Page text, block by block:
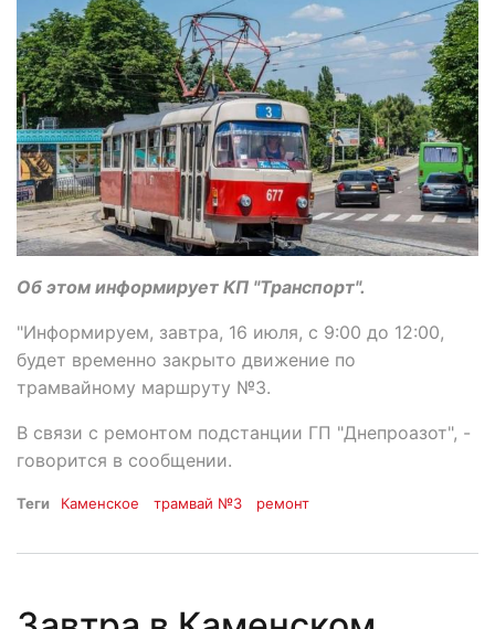
Об этом информирует КП "Транспорт".
"Информируем, завтра, 16 июля, с 9:00 до 12:00,
будет временно закрыто движение по
трамвайному маршруту №3.
В связи с ремонтом подстанции ГП "Днепроазот", -
говорится в сообщении.
Теги Каменское трамвай №3 ремонт